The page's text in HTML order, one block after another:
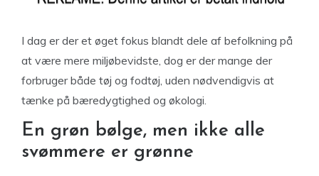
I dag er der et øget fokus blandt dele af befolkning på
at være mere miljøbevidste, dog er der mange der
forbruger både tøj og fodtøj, uden nødvendigvis at
tænke på bæredygtighed og økologi.
En grøn bølge, men ikke alle
svømmere er grønne